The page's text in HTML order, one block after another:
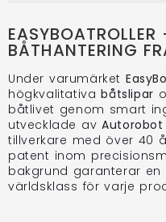
BÅTHANTERING
Under varumärket
högkvalitativabåtslipar
båtlivet genom smart
utvecklade avAutorobot
tillverkare med över 40
patent inom
bakgrund garanterar
världsklass för varje